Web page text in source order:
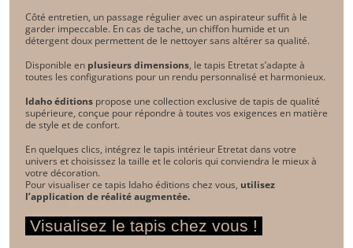
Côté entretien, un passage régulier avec un aspirateur suffit à le
garder impeccable. En cas de tache, un chiffon humide et un
détergent doux permettent de le nettoyer sans altérer sa qualité.
Disponible en plusieurs dimensions, le tapis Etretat s’adapte à
toutes les configurations pour un rendu personnalisé et harmonieux.
Idaho éditions propose une collection exclusive de tapis de qualité
supérieure, conçue pour répondre à toutes vos exigences en matière
de style et de confort.
En quelques clics, intégrez le tapis intérieur Etretat dans votre
univers et choisissez la taille et le coloris qui conviendra le mieux à
votre décoration.
Pour visualiser ce tapis Idaho éditions chez vous, utilisez
l’application de réalité augmentée.
Visualisez le tapis chez vous !